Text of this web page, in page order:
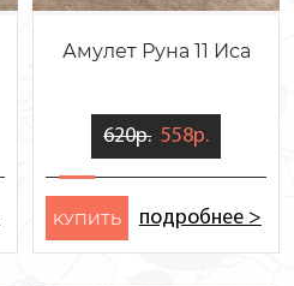
Амулет Руна 11 Иса
620р. 558р.
KУПИТЬ подробнее >